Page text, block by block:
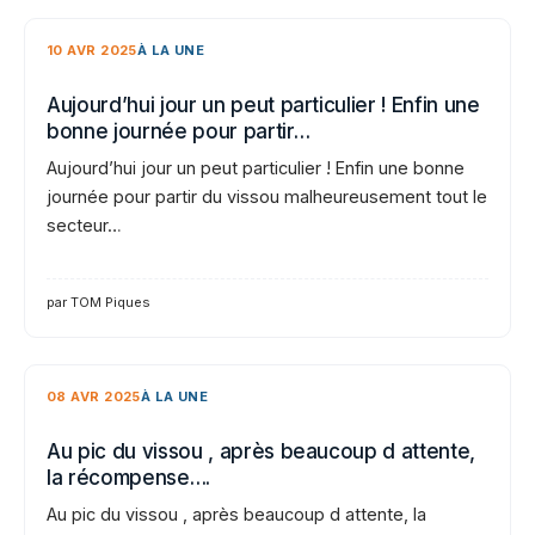
10 AVR 2025À LA UNE
Aujourd’hui jour un peut particulier ! Enfin une
bonne journée pour partir…
Aujourd’hui jour un peut particulier ! Enfin une bonne
journée pour partir du vissou malheureusement tout le
secteur…
par TOM Piques
08 AVR 2025À LA UNE
Au pic du vissou , après beaucoup d attente,
la récompense….
Au pic du vissou , après beaucoup d attente, la